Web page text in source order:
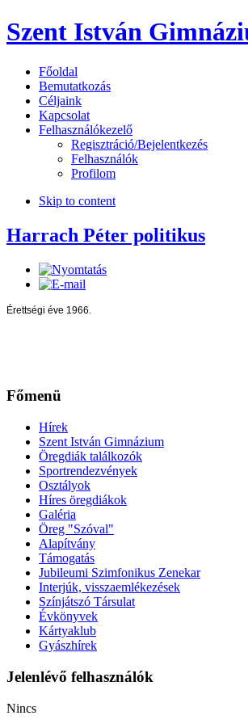
Szent István
Főoldal
Bemutatkozás
Céljaink
Kapcsolat
Felhasználókezelő
Regisztráció/Bejelentkezés
Felhasználók
Profilom
Skip to content
Harrach Péter politikus
Érettségi éve 1966.
Főmenü
Hírek
Szent István Gimnázium
Öregdiák találkozók
Sportrendezvények
Osztályok
Híres öregdiákok
Galéria
Öreg "Szóval"
Alapítvány
Támogatás
Jubileumi Szimfonikus Zenekar
Interjúk, visszaemlékezések
Színjátszó Társulat
Évkönyvek
Kártyaklub
Gyászhírek
Jelenlévő felhasználók
Nincs